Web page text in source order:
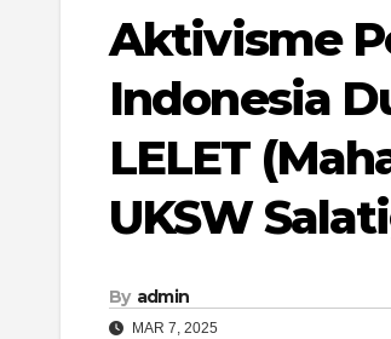
Aktivisme
Indonesia
LELET
UKSW
By admin
MAR 7, 2025